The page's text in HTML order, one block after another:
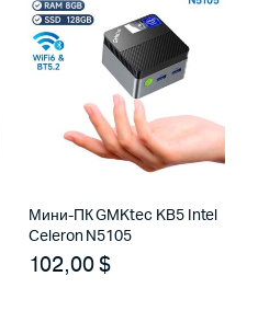
Мини-ПК GMKtec KB5 Intel
Celeron N5105
102,00$